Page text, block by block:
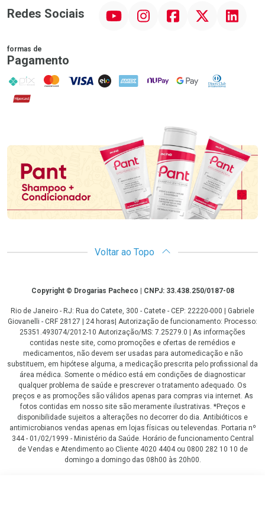
Redes Sociais InstagramFacebook Linkedin
formas de
Pagamento
PIX MasterCard
VISA ELO AMEX NuPay Google PayDiners Club
Hipercard
Promoção em Destaque
Voltar ao Topo
CopyrightCopyright © Drogarias Pacheco | CNPJ: 33.438.250/0187-08
Rio de Janeiro - RJ: Rua do Catete, 300 - Catete - CEP: 22220-000 | Gabriele
Giovanelli - CRF 28127 | 24 horas| Autorização de funcionamento: Processo:
25351.493074/2012-10 Autorização/MS: 7.25279.0 | As informações
contidas neste site, como promoções e ofertas de remédios e
medicamentos, não devem ser usadas para automedicação e não
substituem, em hipótese alguma, a medicação prescrita pelo profissional da
área médica. Somente o médico está em condições de diagnosticar
qualquer problema de saúde e prescrever o tratamento adequado. Os
preços e as promoções são válidos apenas para compras via internet. As
fotos contidas em nosso site são meramente ilustrativas. *Preços e
disponibilidade sujeitos a alterações no decorrer do dia. Antibióticos e
antimicrobianos vendas apenas em lojas físicas ou televendas. Portaria nº
344 - 01/02/1999 - Ministério da Saúde. Horário de funcionamento Central
de Vendas e Atendimento ao Cliente 4020 4404 ou 0800 282 10 10 de
domingo a domingo das 08h00 às 20h00.